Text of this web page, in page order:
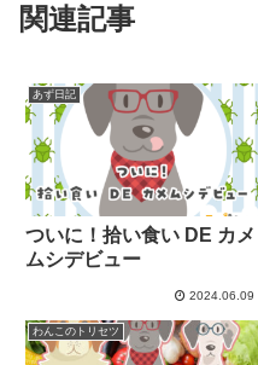
関連記事
あず日記
ついに！拾い食い DE カメ
ムシデビュー
2024.06.09
わんこのトリセツ